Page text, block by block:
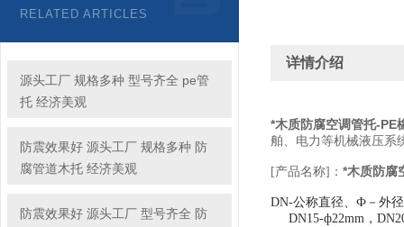
RELATED ARTICLES
源头工厂 规格多种 型号齐全 pe管
托 经济美观
防震效果好 源头工厂 规格多种 防
腐管道木托 经济美观
防震效果好 源头工厂 型号齐全 防
详情介绍
*木质防腐空调管托-PE
舶、电力等机械液压
[产品名称]： *木质防腐
DN-公称直径、Ф－外
DN15-ф22mm，